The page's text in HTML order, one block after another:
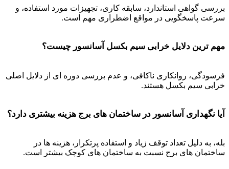
بررسی گواهی استاندارد، سابقه کاری، تجهیزات مورد استفاده، و
سرعت پاسخگویی در مواقع اضطراری مهم است.
مهم ترین دلایل خرابی سیم بکسل آسانسور چیست؟
فرسودگی، روانکاری ناکافی، و عدم بررسی دوره ای از دلایل اصلی
خرابی سیم بکسل هستند.
آیا نگهداری آسانسور در ساختمان های برج هزینه بیشتری دارد؟
بله، به دلیل تعداد توقف زیاد و استفاده پرتکرار، هزینه ها در
ساختمان های برج نسبت به ساختمان های کوچک بیشتر است.